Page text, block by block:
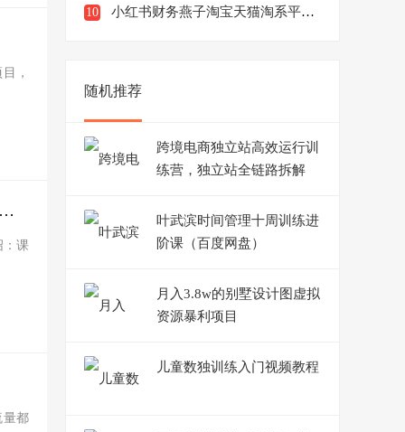
，
拼多多日销千单训练营（更新11月），从0开始带你做好拼多多，日销千单快速复制
：课
量都
10 小红书财务燕子淘宝天猫淘系平台对账回款核对成本核算支付宝自动取数电商日报表
随机推荐
跨境电商独立站高效运行训
练营，独立站全链路拆解
叶武滨时间管理十周训练进
阶课（百度网盘）
月入3.8w的别墅设计图虚拟
资源暴利项目
儿童数独训练入门视频教程